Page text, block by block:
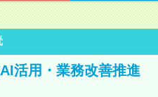
活用・業務改善推進